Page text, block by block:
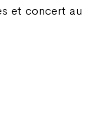
et concert au